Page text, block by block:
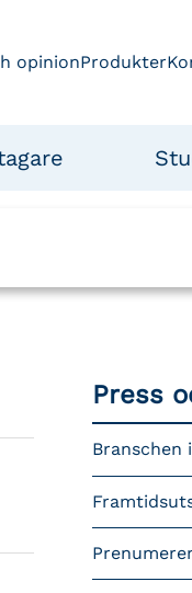
opinionProdukter
Press
Branschen